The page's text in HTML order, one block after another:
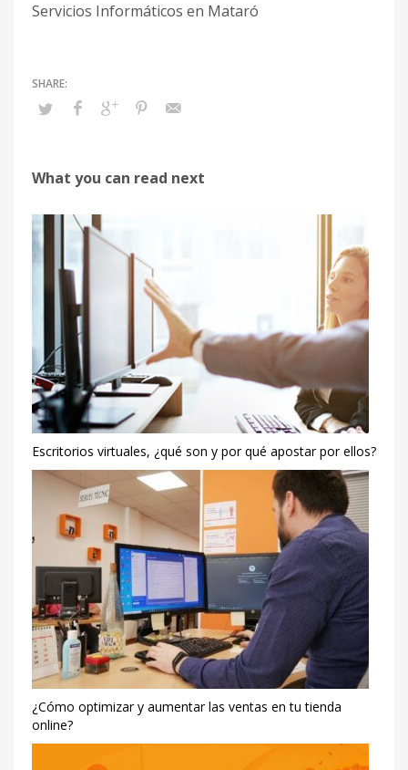
Servicios Informáticos en Mataró
What you can read next
Escritorios virtuales, ¿qué son y por qué apostar por ellos?
¿Cómo optimizar y aumentar las ventas en tu tienda
online?